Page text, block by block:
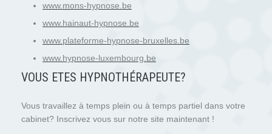
www.mons-hypnose.be
www.hainaut-hypnose.be
www.plateforme-hypnose-bruxelles.be
www.hypnose-luxembourg.be
VOUS ETES HYPNOTHÉRAPEUTE?
Vous travaillez à temps plein ou à temps partiel dans votre
cabinet? Inscrivez vous sur notre site maintenant !